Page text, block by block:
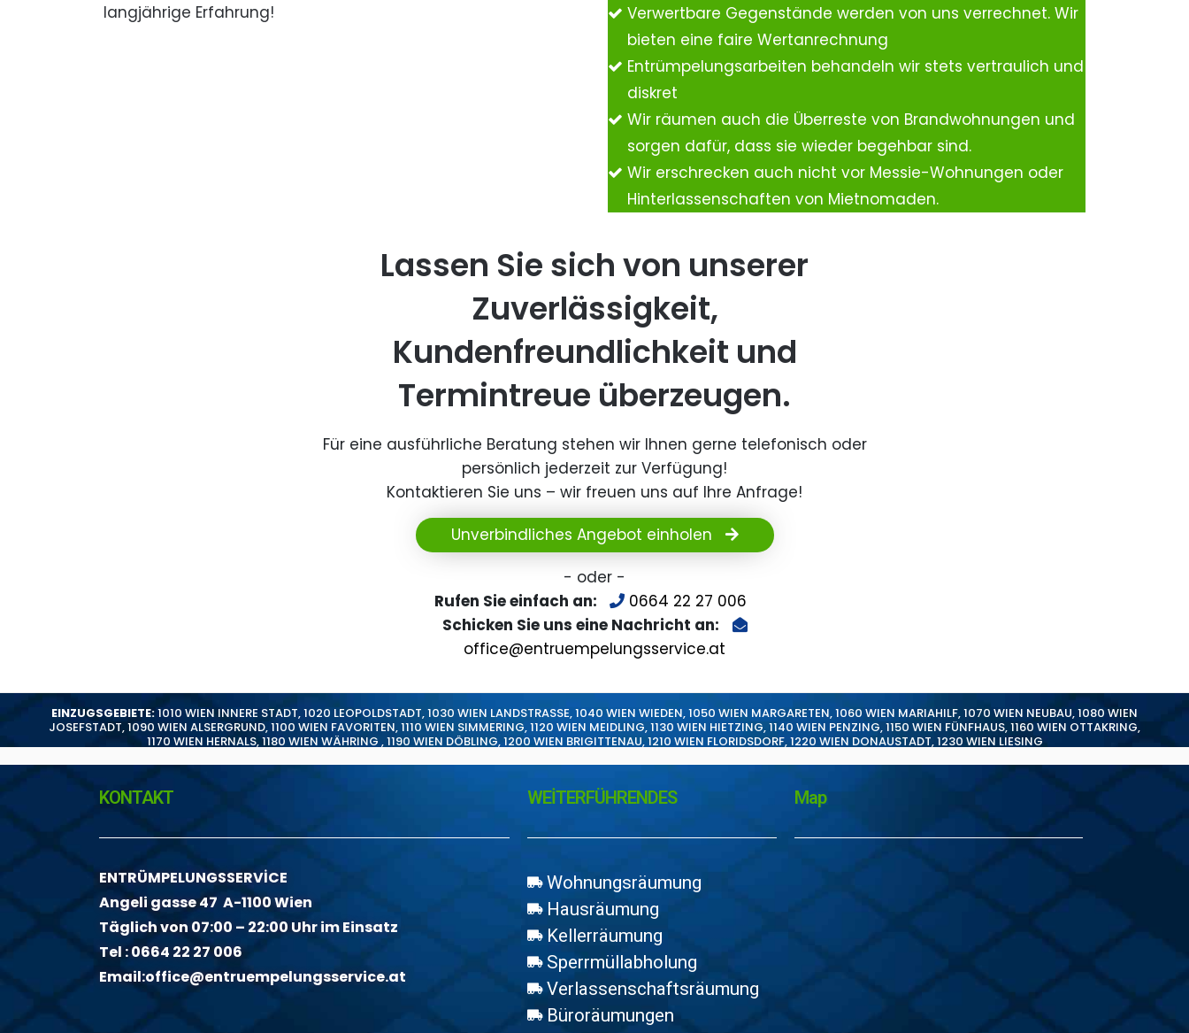
langjährige Erfahrung!
Verwertbare Gegenstände werden von uns verrechnet. Wir
bieten eine faire Wertanrechnung
Entrümpelungsarbeiten behandeln wir stets vertraulich und
diskret
Wir räumen auch die Überreste von Brandwohnungen und
sorgen dafür, dass sie wieder begehbar sind.
Wir erschrecken auch nicht vor Messie-Wohnungen oder
Hinterlassenschaften von Mietnomaden.
Lassen Sie sich von unserer
Zuverlässigkeit,
Kundenfreundlichkeit und
Termintreue überzeugen.
Für eine ausführliche Beratung stehen wir Ihnen gerne telefonisch oder
persönlich jederzeit zur Verfügung!
Kontaktieren Sie uns – wir freuen uns auf Ihre Anfrage!
Unverbindliches Angebot einholen
- oder -
Rufen Sie einfach an:
0664 22 27 006
Schicken Sie uns eine Nachricht an:
office@entruempelungsservice.at
EINZUGSGEBIETE:1010 WIEN INNERE STADT,1020 LEOPOLDSTADT,1030 WIEN LANDSTRASSE,1040 WIEN WIEDEN,1050 WIEN MARGARETEN,1060 WIEN MARIAHILF,1070 WIEN NEUBAU,1080 WIEN
JOSEFSTADT,1090 WIEN ALSERGRUND,1100 WIEN FAVORITEN,1110 WIEN SIMMERING,1120 WIEN MEIDLING,1130 WIEN HIETZING,1140 WIEN PENZING,1150 WIEN FÜNFHAUS,1160 WIEN OTTAKRING,
1170 WIEN HERNALS,1180 WIEN WÄHRING ,1190 WIEN DÖBLING,1200 WIEN BRIGITTENAU,1210 WIEN FLORIDSDORF,1220 WIEN DONAUSTADT,1230 WIEN LIESING
KONTAKT
ENTRÜMPELUNGSSERVİCE
Angeli gasse 47 A-1100 Wien
Täglich von 07:00 – 22:00 Uhr im Einsatz
Tel :0664 22 27 006
Email:office@entruempelungsservice.at
WEİTERFÜHRENDES
Wohnungsräumung
Hausräumung
Kellerräumung
Sperrmüllabholung
Verlassenschaftsräumung
Büroräumungen
Map